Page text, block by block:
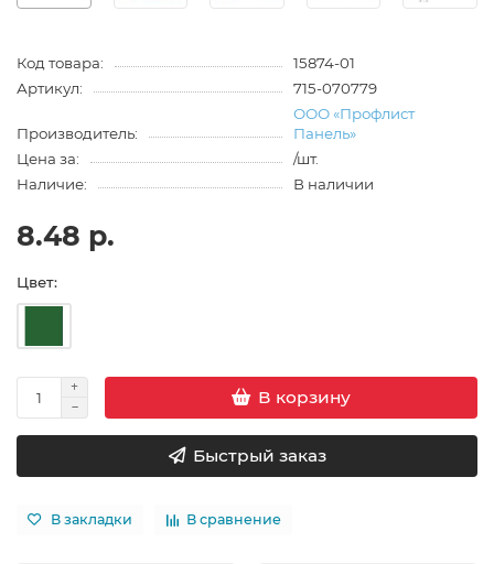
Код товара:
15874-01
Артикул:
715-070779
Производитель:
ООО «Профлист
Панель»
Цена за:
/шт.
Наличие:
В наличии
8.48 р.
Цвет:
В корзину
Быстрый заказ
В закладки В сравнение